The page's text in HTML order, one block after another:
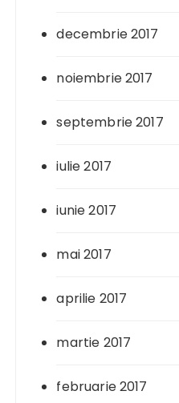
decembrie 2017
noiembrie 2017
septembrie 2017
iulie 2017
iunie 2017
mai 2017
aprilie 2017
martie 2017
februarie 2017